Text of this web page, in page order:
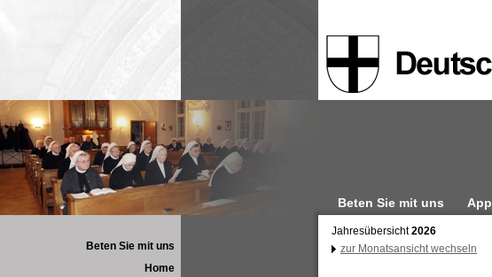
Beten Sie mit uns App
Beten Sie mit uns
Home
Jahresübersicht2026
zur Monatsansicht wechseln